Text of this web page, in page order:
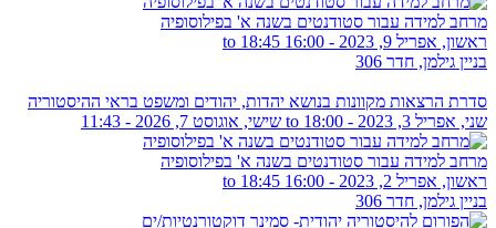
מרחב למידה עבור סטודנטים בשנה א' בפילוסופיה
ראשון, אפריל 9, 2023 -
16:00
18:45
בניין גילמן, חדר 306
סדרת הרצאות מקוונות בנושא יהדות, יהודים ומשפט בראי ההיסטוריה
שני, אפריל 3, 2023 - 18:00
שישי, אוגוסט 7, 2026 - 11:43
מרחב למידה עבור סטודנטים בשנה א' בפילוסופיה
ראשון, אפריל 2, 2023 -
16:00
18:45
בניין גילמן, חדר 306